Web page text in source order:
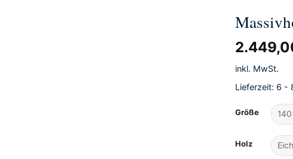
inkl. MwSt.
Lieferzeit: 6 -
Größe
Holz